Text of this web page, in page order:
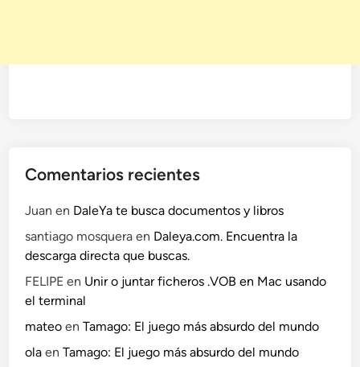
Comentarios recientes
Juan en DaleYa te busca documentos y libros
santiago mosquera en Daleya.com. Encuentra la
descarga directa que buscas.
FELIPE en Unir o juntar ficheros .VOB en Mac usando
el terminal
mateo enTamago: El juego más absurdo del mundo
ola enTamago: El juego más absurdo del mundo